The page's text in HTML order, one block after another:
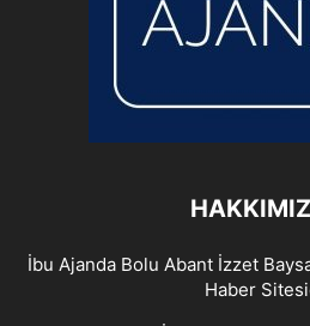
İbu Ajanda Bolu Abant İzzet
Haber